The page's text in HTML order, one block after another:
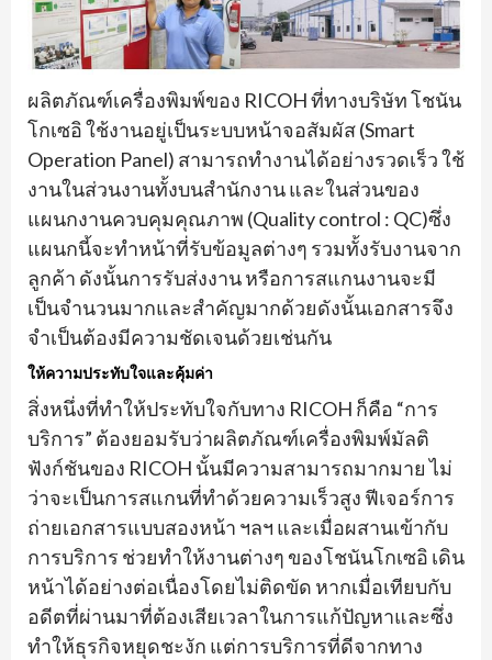
ผลิตภัณฑ์เครื่องพิมพ์ของ RICOH ที่ทางบริษัท โชนัน
โกเซอิ ใช้งานอยู่เป็นระบบหน้าจอสัมผัส (Smart
Operation Panel) สามารถทำงานได้อย่างรวดเร็ว ใช้
งานในส่วนงานทั้งบนสำนักงาน และในส่วนของ
แผนกงานควบคุมคุณภาพ (Quality control : QC)ซึ่ง
แผนกนี้จะทำหน้าที่รับข้อมูลต่างๆ รวมทั้งรับงานจาก
ลูกค้า ดังนั้นการรับส่งงาน หรือการสแกนงานจะมี
เป็นจำนวนมากและสำคัญมากด้วยดังนั้นเอกสารจึง
จำเป็นต้องมีความชัดเจนด้วยเช่นกัน
ให้ความประทับใจและคุ้มค่า
สิ่งหนึ่งที่ทำให้ประทับใจกับทาง RICOH ก็คือ “การ
บริการ” ต้องยอมรับว่าผลิตภัณฑ์เครื่องพิมพ์มัลติ
ฟังก์ชันของ RICOH นั้นมีความสามารถมากมาย ไม่
ว่าจะเป็นการสแกนที่ทำด้วยความเร็วสูง ฟีเจอร์การ
ถ่ายเอกสารแบบสองหน้า ฯลฯ และเมื่อผสานเข้ากับ
การบริการ ช่วยทำให้งานต่างๆ ของโชนันโกเซอิ เดิน
หน้าได้อย่างต่อเนื่องโดยไม่ติดขัด หากเมื่อเทียบกับ
อดีตที่ผ่านมาที่ต้องเสียเวลาในการแก้ปัญหาและซึ่ง
ทำให้ธุรกิจหยุดชะงัก แต่การบริการที่ดีจากทาง